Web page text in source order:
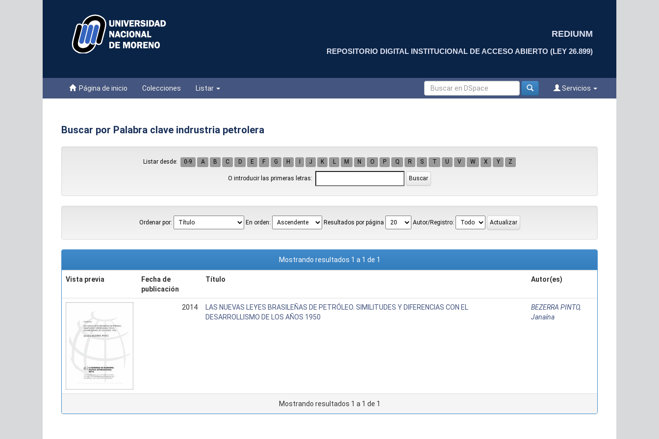
REDIUNM
REPOSITORIO DIGITAL INSTITUCIONAL DE ACCESO ABIERTO (LEY 26.899)
Página de inicio Colecciones Listar Servicios
Buscar por Palabra clave indrustria petrolera
Listar desde: 0-9 A B C D E F G H J K L M N O P Q R S T U V W X Y Z
O introducir las primeras letras:
Ordenar por: En orden: Resultados por página Autor/Registro:
Mostrando resultados 1 a 1 de 1
Vista previa
Fecha de
publicación
Título Autor(es)
2014
LAS NUEVAS LEYES BRASILEÑAS DE PETRÓLEO. SIMILITUDES Y DIFERENCIAS CON EL
DESARROLLISMO DE LOS AÑOS 1950
BEZERRA PINTO,
Janaína
Mostrando resultados 1 a 1 de 1